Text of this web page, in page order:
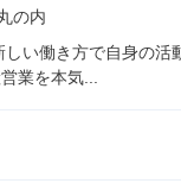
の内
い働き⽅で⾃⾝の活
業を本気...